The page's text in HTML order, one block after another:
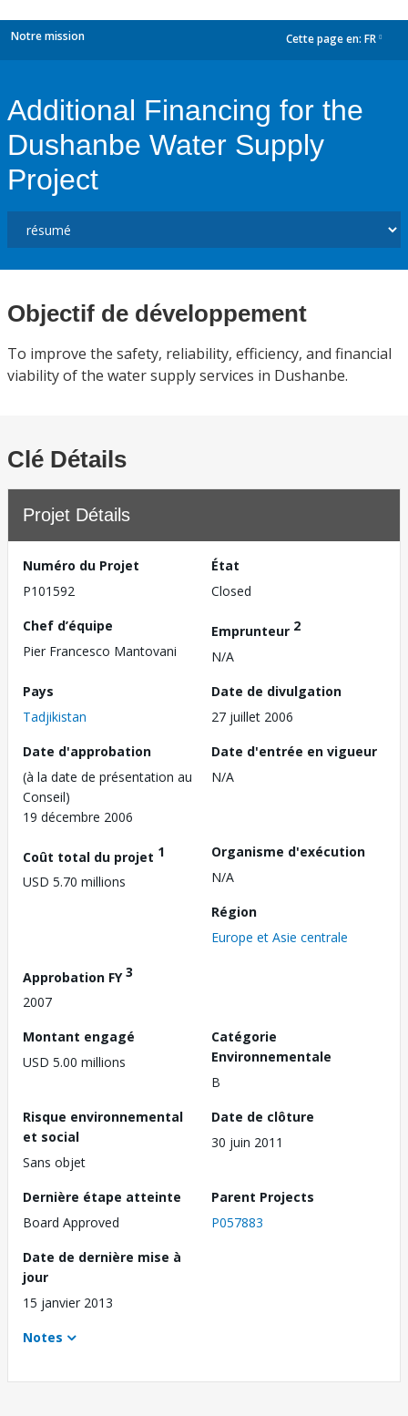
Notre mission Cette page en: FR
Additional Financing for the
Dushanbe Water Supply
Project
Objectif de développement
To improve the safety, reliability, efficiency, and financial
viability of the water supply services in Dushanbe.
Clé Détails
Projet Détails
Numéro du Projet
P101592
État
Closed
Chef d’équipe
Pier Francesco Mantovani
Emprunteur 2
N/A
Pays
Tadjikistan
Date de divulgation
27 juillet 2006
Date d'approbation
(à la date de présentation au
Conseil)
19 décembre 2006
Date d'entrée en vigueur
N/A
Coût total du projet 1
USD 5.70 millions
Organisme d'exécution
N/A
Région
Europe et Asie centrale
Approbation FY3
2007
Montant engagé
USD 5.00 millions
Catégorie
Environnementale
B
Risque environnemental
et social
Sans objet
Date de clôture
30 juin 2011
Dernière étape atteinte
Board Approved
Parent Projects
P057883
Date de dernière mise à
jour
15 janvier 2013
Notes